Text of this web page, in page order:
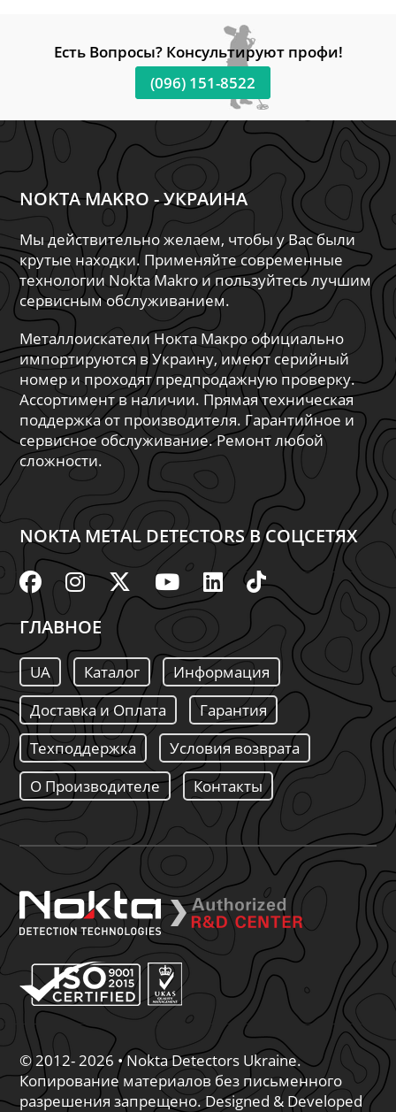
Есть Вопросы? Консультируют профи!
(096) 151-8522
NOKTA MAKRO - УКРАИНА
Мы действительно желаем, чтобы у Вас были
крутые находки. Применяйте современные
технологии Nokta Makro и пользуйтесь лучшим
сервисным обслуживанием.
Металлоискатели Нокта Макро официально
импортируются в Украину, имеют серийный
номер и проходят предпродажную проверку.
Ассортимент в наличии. Прямая техническая
поддержка от производителя. Гарантийное и
сервисное обслуживание. Ремонт любой
сложности.
NOKTA METAL DETECTORS В СОЦСЕТЯХ
ГЛАВНОЕ
UA Каталог
Информация
Доставка и Оплата
Гарантия
Техподдержка
Условия возврата
О Производителе
Контакты
© 2012- 2026 • Nokta Detectors Ukraine.
Копирование материалов без письменного
разрешения запрещено. Designed & Developed